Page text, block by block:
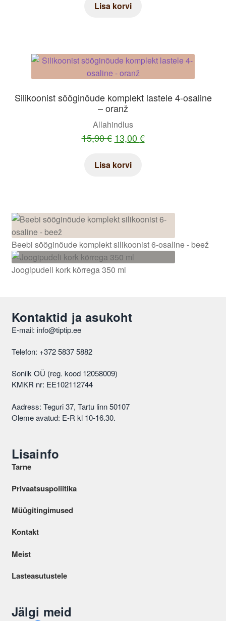
Lisa korvi
Silikoonist sööginõude komplekt lastele 4-osaline
– oranž
Allahindlus
15,90€ Algne
oli:
13,00 €Praegune
Lisa korvi
Beebi sööginõude komplekt silikoonist 6-osaline - beež
Joogipudeli kork kõrrega 350 ml
Kontaktid ja asukoht
E-mail: info@tiptip.ee
Telefon: +372 5837 5882
Soniik OÜ (reg. kood 12058009)
KMKR nr: EE102112744
Aadress: Teguri 37, Tartu linn 50107
Oleme avatud: E-R kl 10-16.30.
Lisainfo
Tarne
Privaatsuspoliitika
Müügitingimused
Kontakt
Meist
Lasteasutustele
Jälgi meid